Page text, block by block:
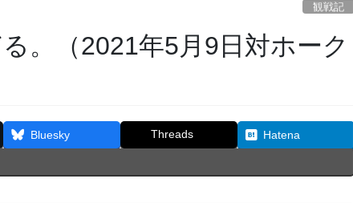
観戦記
。（2021年5月9日対ホーク
Bluesky Threads Hatena